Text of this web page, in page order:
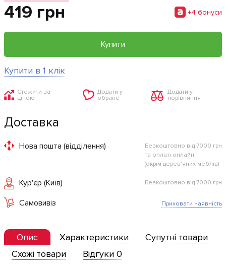
419 грн +4 бонуси
Купити
Купити в 1 клік
Стежити за
ціною
Додати у
обране
Додати у
порівняння
Доставка
Нова пошта (відділення)
Безкоштовно від 7000 грн
та оплаті онлайн
(окрім дерев'яних меблів)
Кур'єр (Київ) Безкоштовно від 7000 грн
Самовивіз Приховати наявність
Опис Характеристики
Супутні товари
Схожі товари
Відгуки 0